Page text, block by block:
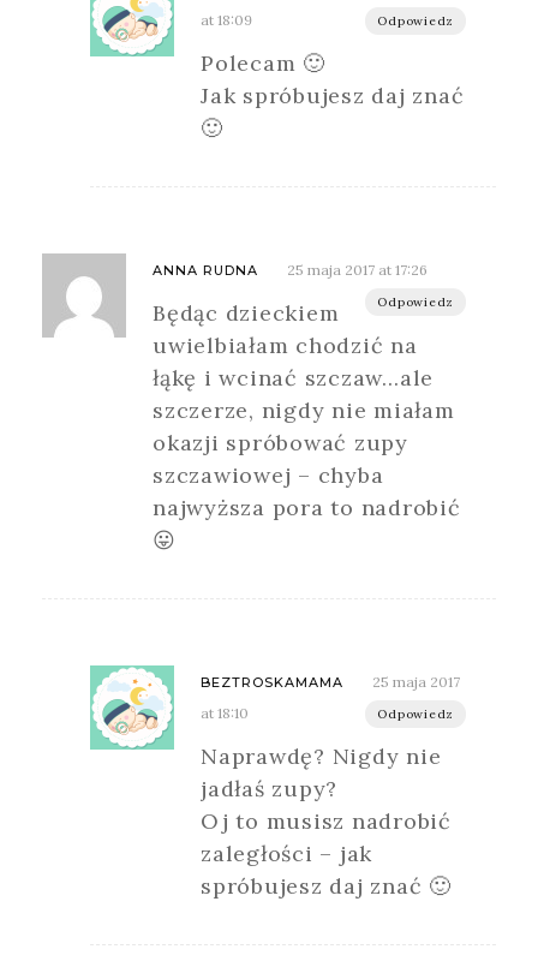
at 18:09
Odpowiedz
Polecam 🙂
Jak spróbujesz daj znać
🙂
ANNA RUDNA 25 maja 2017 at 17:26
Odpowiedz
Będąc dzieckiem
uwielbiałam chodzić na
łąkę i wcinać szczaw…ale
szczerze, nigdy nie miałam
okazji spróbować zupy
szczawiowej – chyba
najwyższa pora to nadrobić
😛
BEZTROSKAMAMA
25 maja 2017
at 18:10
Odpowiedz
Naprawdę? Nigdy nie
jadłaś zupy?
Oj to musisz nadrobić
zaległości – jak
spróbujesz daj znać 🙂